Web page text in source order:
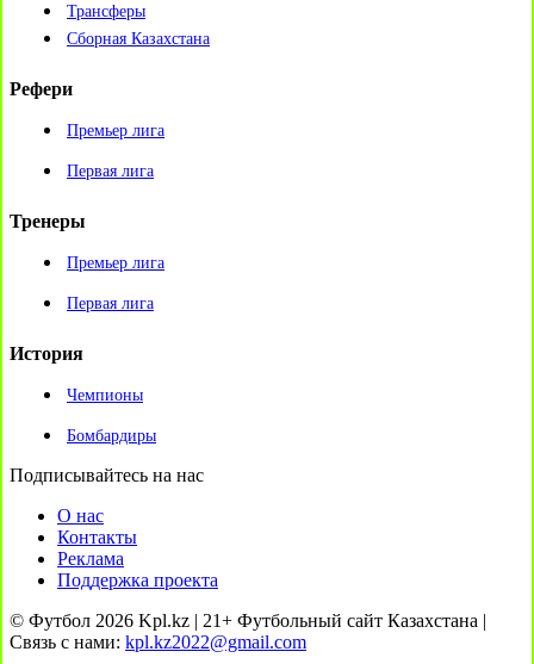
Трансферы
Сборная Казахстана
Рефери
Премьер лига
Первая лига
Тренеры
Премьер лига
Первая лига
История
Чемпионы
Бомбардиры
Подписывайтесь на нас
О нас
Контакты
Реклама
Поддержка проекта
© Футбол 2026 Kpl.kz | 21+ Футбольный сайт Казахстана |
Связь с нами: kpl.kz2022@gmail.com